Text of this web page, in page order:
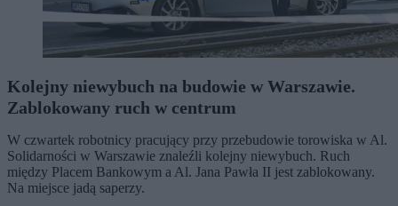
Kolejny niewybuch na budowie w Warszawie.
Zablokowany ruch w centrum
W czwartek robotnicy pracujący przy przebudowie torowiska w Al.
Solidarności w Warszawie znaleźli kolejny niewybuch. Ruch
między Placem Bankowym a Al. Jana Pawła II jest zablokowany.
Na miejsce jadą saperzy.